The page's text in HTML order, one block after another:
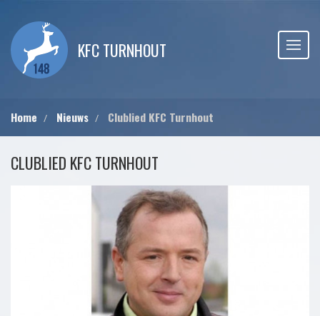
KFC TURNHOUT
Home Nieuws Clublied KFC Turnhout
CLUBLIED KFC TURNHOUT